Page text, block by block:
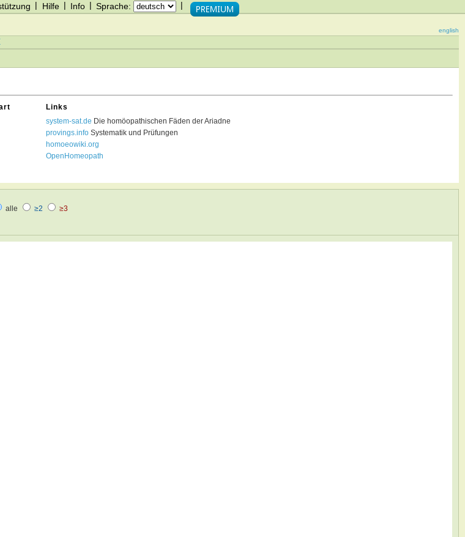
| Hilfe | Info | Sprache: |
english
Links
system-sat.de Die homöopathischen Fäden der Ariadne
provings.info Systematik und Prüfungen
homoeowiki.org
OpenHomeopath
alle ≥2
≥3